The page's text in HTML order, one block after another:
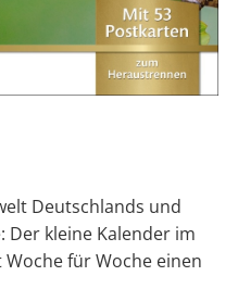
Deutschlands und
Der kleine Kalender im
für Woche einen